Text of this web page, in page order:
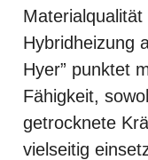
Hybridheizung
Hyer” punktet
Fähigkeit,
getrocknete
vielseitig